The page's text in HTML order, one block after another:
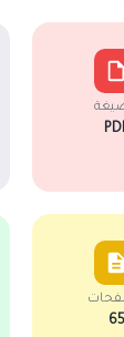
65